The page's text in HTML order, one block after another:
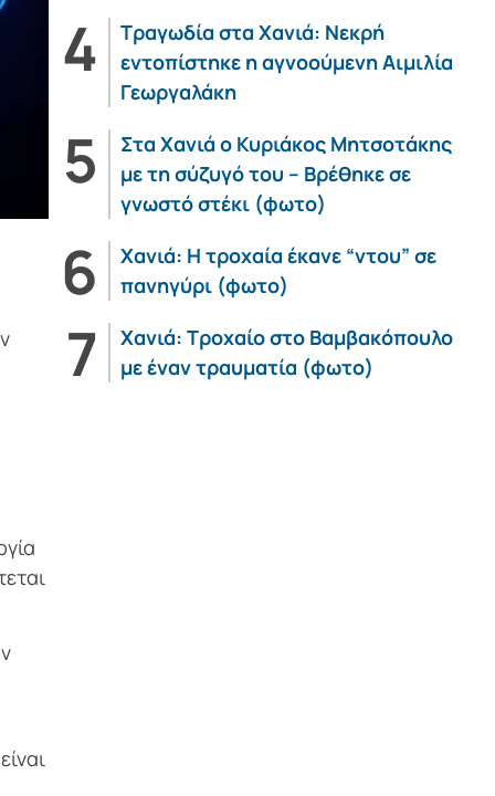
Τραγωδία στα Χανιά: Νεκρή
εντοπίστηκε η αγνοούμενη Αιμιλία
Γεωργαλάκη
Στα Χανιά ο Κυριάκος Μητσοτάκης
με τη σύζυγό του – Βρέθηκε σε
γνωστό στέκι (φωτο)
Χανιά: Η τροχαία έκανε “ντου” σε
πανηγύρι (φωτο)
Χανιά: Τροχαίο στο Βαμβακόπουλο
με έναν τραυματία (φωτο)